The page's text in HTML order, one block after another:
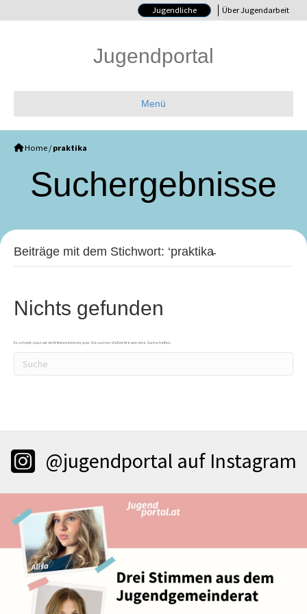
Jugendliche Über Jugendarbeit
Jugendportal
Menü
Home / praktika
Such­ergebnisse
Beiträge mit dem Stichwort: ‘praktika̵
Nichts gefunden
Es scheint, dass wir nicht finden können, was Sie suchen. Vielleicht kann eine Suche helfen.
@jugendportal auf Instagram